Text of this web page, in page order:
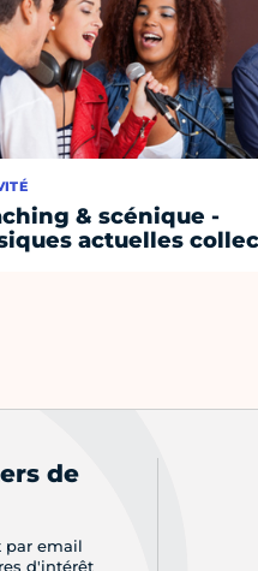
& scénique -
actuelles
de
par email
d'intérêt